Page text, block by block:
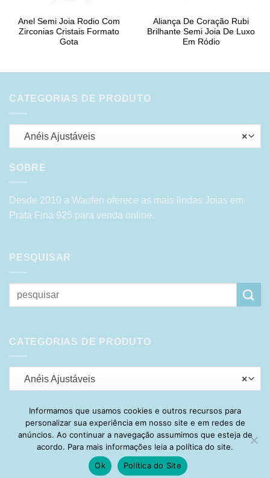
Anel Semi Joia Rodio Com
Zirconias Cristais Formato
Gota
Aliança De Coração Rubi
Brilhante Semi Joia De Luxo
Em Ródio
CATEGORIAS DE PRODUTO
×
Anéis Ajustáveis
SOBRE
Desde 2010 a Waufen oferece as mais lindas Joias em
Prata Fina 925 para venda online.
PESQUISAR
Pesquisar
por:
CATEGORIAS DE PRODUTO
×
Anéis Ajustáveis
Visa PayPal Stripe MasterCard
Cash
On
Delivery
HOME SOBRE POLÍTICA DE PRIVACIDADE
ENTREGA
TROCA E DEVOLUÇÃO
GARANTIA FAQ
MINHA CONTA
CONTATO
Informamos que usamos cookies e outros recursos para
personalizar sua experiência em nosso site e em redes de
anúncios. Ao continuar a navegação assumimos que esteja de
acordo. Para mais informações leia a política do site.
Ok
Política do Site